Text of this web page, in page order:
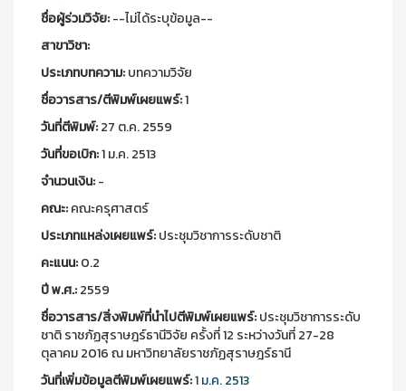
ชื่อผู้ร่วมวิจัย:--ไม่ได้ระบุข้อมูล--
สาขาวิชา:
ประเภทบทความ:บทความวิจัย
ชื่อวารสาร/ตีพิมพ์เผยแพร์:1
วันที่ตีพิมพ์:27 ต.ค. 2559
วันที่ขอเบิก:1 ม.ค. 2513
จำนวนเงิน:-
คณะ:คณะครุศาสตร์
ประเภทแหล่งเผยแพร์:ประชุมวิชาการระดับชาติ
คะแนน:0.2
ปี พ.ศ.:2559
ชื่อวารสาร/สิ่งพิมพ์ที่นำไปตีพิมพ์เผยแพร์:ประชุมวิชาการระดับ
ชาติ ราชภัฏสุราษฎร์ธานีวิจัย ครั้งที่ 12 ระหว่างวันที่ 27-28
ตุลาคม 2016 ณ มหาวิทยาลัยราชภัฏสุราษฎร์ธานี
วันที่เพิ่มข้อมูลตีพิมพ์เผยแพร์:1 ม.ค. 2513